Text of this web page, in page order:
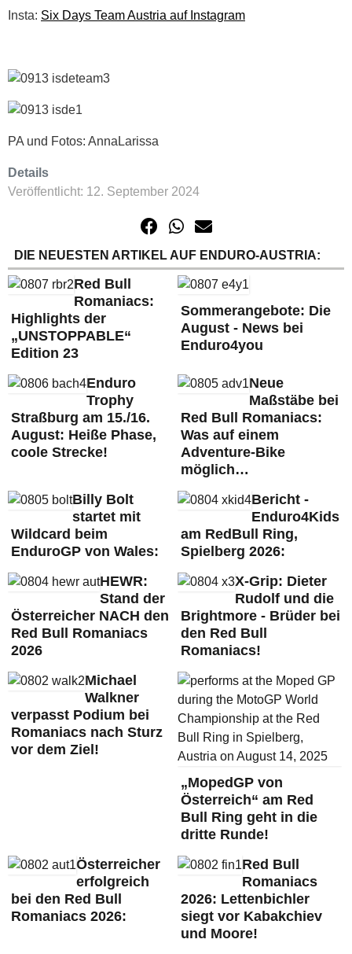
Insta: Six Days Team Austria auf Instagram
PA und Fotos: AnnaLarissa
Details
Veröffentlicht: 12. September 2024
DIE NEUESTEN ARTIKEL AUF ENDURO-AUSTRIA:
Red Bull
Romaniacs:
Highlights der
„UNSTOPPABLE“
Edition 23
Sommerangebote: Die
August - News bei
Enduro4you
Enduro
Trophy
Straßburg am 15./16.
August: Heiße Phase,
coole Strecke!
Neue
Maßstäbe bei
Red Bull Romaniacs:
Was auf einem
Adventure-Bike
möglich…
Billy Bolt
startet mit
Wildcard beim
EnduroGP von Wales:
Bericht -
Enduro4Kids
am RedBull Ring,
Spielberg 2026:
HEWR:
Stand der
Österreicher NACH den
Red Bull Romaniacs
2026
X-Grip: Dieter
Rudolf und die
Brightmore - Brüder bei
den Red Bull
Romaniacs!
Michael
Walkner
verpasst Podium bei
Romaniacs nach Sturz
vor dem Ziel!
„MopedGP von
Österreich“ am Red
Bull Ring geht in die
dritte Runde!
Österreicher
erfolgreich
bei den Red Bull
Romaniacs 2026:
Red Bull
Romaniacs
2026: Lettenbichler
siegt vor Kabakchiev
und Moore!